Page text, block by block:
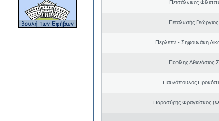
Πετσάλνικος
Πεταλωτής Γεώργιος
Περλεπέ - Σηφουνάκη
Παφίλης Αθανάσιος
Παυλόπουλος
Παρασύρης Φραγκίσκος